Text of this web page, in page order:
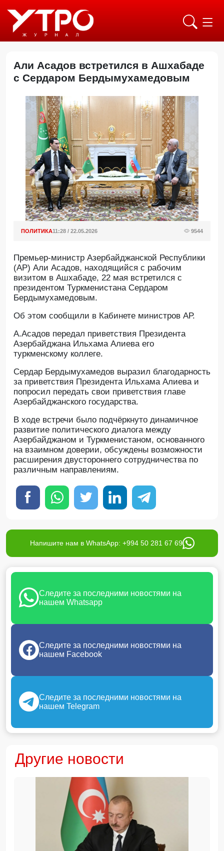
Али Асадов встретился в Ашхабаде
с Сердаром Бердымухамедовым
ПОЛИТИКА11:28 / 22.05.2026 9544
Премьер-министр Азербайджанской Республики
(АР) Али Асадов, находящийся с рабочим
визитом в Ашхабаде, 22 мая встретился с
президентом Туркменистана Сердаром
Бердымухамедовым.
Oб этом сообщили в Кабинете министров АР.
А.Асадов передал приветствия Президента
Азербайджана Ильхама Алиева его
туркменскому коллеге.
Сердар Бердымухамедов выразил благодарность
за приветствия Президента Ильхама Алиева и
попросил передать свои приветствия главе
Азербайджанского государства.
В ходе встречи было подчёркнуто динамичное
развитие политического диалога между
Азербайджаном и Туркменистаном, основанного
на взаимном доверии, обсуждены возможности
расширения двустороннего сотрудничества по
различным направлениям.
Напишите нам в WhatsApp: +994 50 281 67 69
Следите за последними новостями на
нашем Whatsapp
Следите за последними новостями на
нашем Facebook
Следите за последними новостями на
нашем Telegram
Другие новости